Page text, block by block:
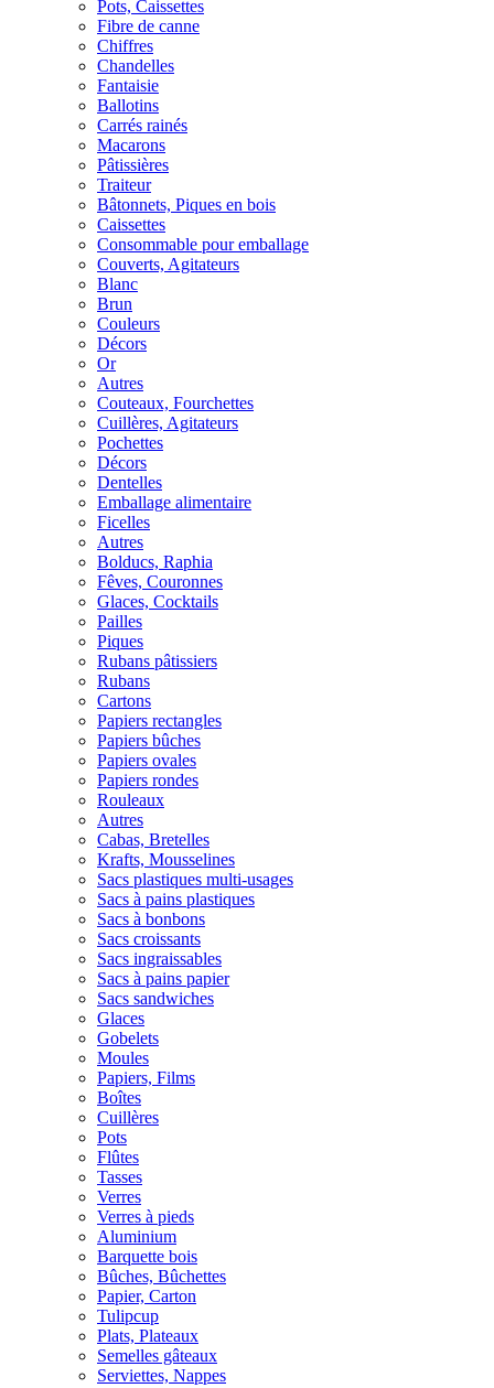
Pots, Caissettes
Fibre de canne
Chiffres
Chandelles
Fantaisie
Ballotins
Carrés rainés
Macarons
Pâtissières
Traiteur
Bâtonnets, Piques en bois
Caissettes
Consommable pour emballage
Couverts, Agitateurs
Blanc
Brun
Couleurs
Décors
Or
Autres
Couteaux, Fourchettes
Cuillères, Agitateurs
Pochettes
Décors
Dentelles
Emballage alimentaire
Ficelles
Autres
Bolducs, Raphia
Fêves, Couronnes
Glaces, Cocktails
Pailles
Piques
Rubans pâtissiers
Rubans
Cartons
Papiers rectangles
Papiers bûches
Papiers ovales
Papiers rondes
Rouleaux
Autres
Cabas, Bretelles
Krafts, Mousselines
Sacs plastiques multi-usages
Sacs à pains plastiques
Sacs à bonbons
Sacs croissants
Sacs ingraissables
Sacs à pains papier
Sacs sandwiches
Glaces
Gobelets
Moules
Papiers, Films
Boîtes
Cuillères
Pots
Flûtes
Tasses
Verres
Verres à pieds
Aluminium
Barquette bois
Bûches, Bûchettes
Papier, Carton
Tulipcup
Plats, Plateaux
Semelles gâteaux
Serviettes, Nappes